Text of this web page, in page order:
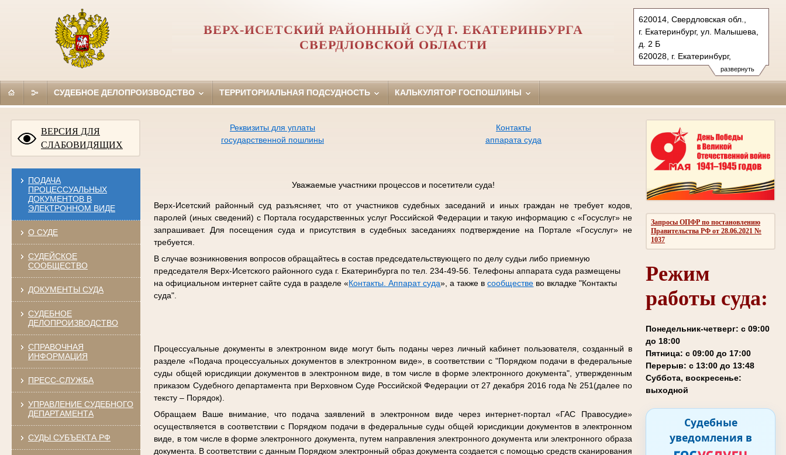
развернуть
620014, Свердловская обл.,
г. Екатеринбург, ул. Малышева,
д. 2 Б
620028, г. Екатеринбург,
ул. Кирова, д. 2
Тел.: (343) 234-49-80, 242-13-76
(гр.колл.)
ВЕРХ-ИСЕТСКИЙ РАЙОННЫЙ СУД Г. ЕКАТЕРИНБУРГА
СВЕРДЛОВСКОЙ ОБЛАСТИ
СУДЕБНОЕ ДЕЛОПРОИЗВОДСТВО ТЕРРИТОРИАЛЬНАЯ ПОДСУДНОСТЬ КАЛЬКУЛЯТОР ГОСПОШЛИНЫ
ВЕРСИЯ ДЛЯ
СЛАБОВИДЯЩИХ
ПОДАЧА
ПРОЦЕССУАЛЬНЫХ
ДОКУМЕНТОВ В
ЭЛЕКТРОННОМ ВИДЕ
О СУДЕ
СУДЕЙСКОЕ
СООБЩЕСТВО
ДОКУМЕНТЫ СУДА
СУДЕБНОЕ
ДЕЛОПРОИЗВОДСТВО
СПРАВОЧНАЯ
ИНФОРМАЦИЯ
ПРЕСС-СЛУЖБА
УПРАВЛЕНИЕ СУДЕБНОГО
ДЕПАРТАМЕНТА
СУДЫ СУБЪЕКТА РФ
Запросы ОПФР по постановлению
Правительства РФ от 28.06.2021 №
1037
Режим
работы суда:
Понедельник-четверг: с 09:00
до 18:00
Пятница: с 09:00 до 17:00
Перерыв: с 13:00 до 13:48
Суббота, воскресенье:
выходной
Судебные
уведомления в
Реквизиты для уплаты
государственной пошлины
Контакты
аппарата суда
Уважаемые участники процессов и посетители суда!
Верх-Исетский районный суд разъясняет, что от участников судебных заседаний и иных граждан не требует кодов,
паролей (иных сведений) с Портала государственных услуг Российской Федерации и такую информацию с «Госуслуг» не
запрашивает. Для посещения суда и присутствия в судебных заседаниях подтверждение на Портале «Госуслуг» не
требуется.
В случае возникновения вопросов обращайтесь в состав председательствующего по делу судьи либо приемную
председателя Верх-Исетского районного суда г. Екатеринбурга по тел. 234-49-56. Телефоны аппарата суда размещены
на официальном интернет сайте суда в разделе «Контакты. Аппарат суда», а также всообществе во вкладке "Контакты
суда".
Процессуальные документы в электронном виде могут быть поданы через личный кабинет пользователя, созданный в
разделе «Подача процессуальных документов в электронном виде», в соответствии с "Порядком подачи в федеральные
суды общей юрисдикции документов в электронном виде, в том числе в форме электронного документа", утвержденным
приказом Судебного департамента при Верховном Суде Российской Федерации от 27 декабря 2016 года № 251(далее по
тексту – Порядок).
Обращаем Ваше внимание, что подача заявлений в электронном виде через интернет-портал «ГАС Правосудие»
осуществляется в соответствии с Порядком подачи в федеральные суды общей юрисдикции документов в электронном
виде, в том числе в форме электронного документа, путем направления электронного документа или электронного образа
документа. В соответствии с данным Порядком электронный образ документа создается с помощью средств сканирования